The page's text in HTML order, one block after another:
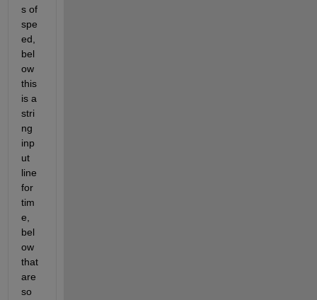
s of
spe
ed,
bel
ow
this
is a
stri
ng
inp
ut
line
for
tim
e,
bel
ow
that
are
so